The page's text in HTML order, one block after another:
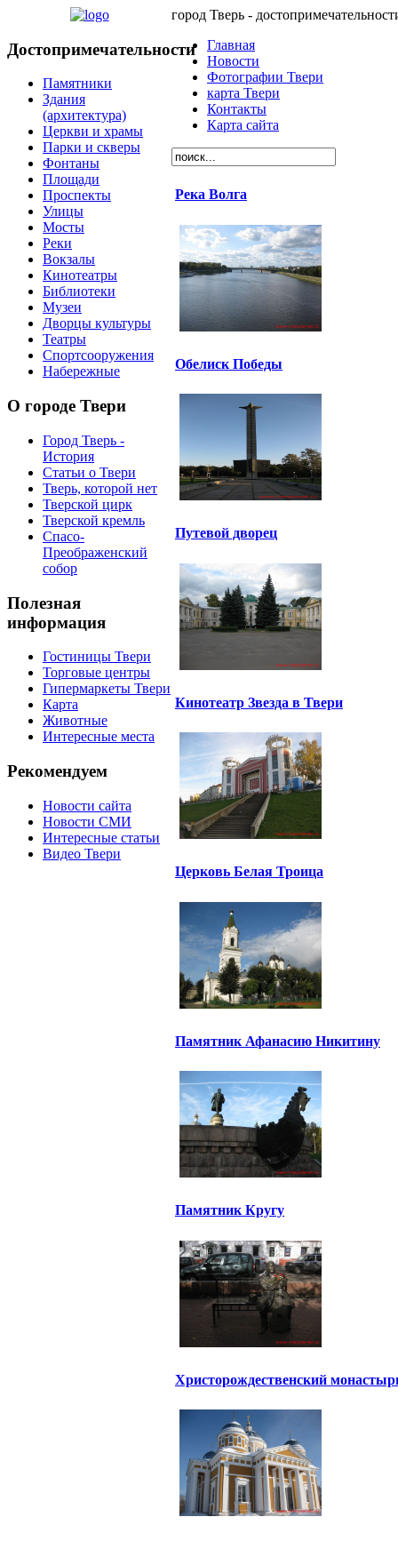
Достопримечательности
Памятники
Здания
(архитектура)
Церкви и храмы
Парки и скверы
Фонтаны
Площади
Проспекты
Улицы
Мосты
Реки
Вокзалы
Кинотеатры
Библиотеки
Музеи
Дворцы культуры
Театры
Спортсооружения
Набережные
О городе Твери
Город Тверь -
История
Статьи о Твери
Тверь, которой нет
Тверской цирк
Тверской кремль
Спасо-
Преображенский
собор
Полезная
информация
Гостиницы Твери
Торговые центры
Гипермаркеты Твери
Карта
Животные
Интересные места
Рекомендуем
Новости сайта
Новости СМИ
Интересные статьи
Видео Твери
город Тверь -
Главная
Новости
Фотографии Твери
карта Твери
Контакты
Карта сайта
Река Волга
Обелиск Победы
Путевой дворец
Кинотеатр Звезда в Твери
Церковь Белая Троица
Памятник Афанасию Никитину
Памятник Кругу
Христорождественский